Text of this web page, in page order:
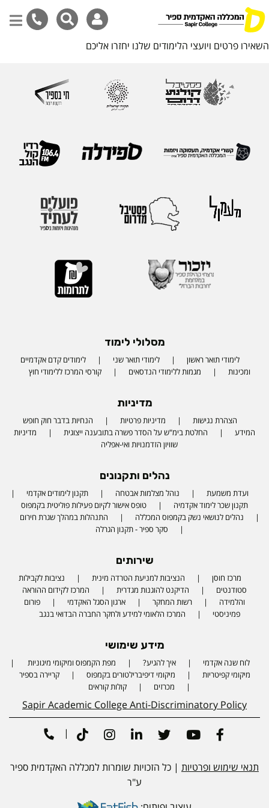
דילוג
המרכזי
השאירו פרטים ויועצי הלימודים שלנו יחזרו אליכם
מסלולי לימוד
לימודי תואר ראשון לימודי תואר שני
לימודים קדם אקדמיים
ומכינות
מגמות ללימודי הנדסאים קורסי המרכז ללימודי חוץ
מדיניות
הצהרת נגישות מדיניות פרטיות
הנחיות בדבר חוק חופש
המידע
החלטת בימ"ש על הסדר פשרה בתובענה ייצוגית
מדיניות
שוויון הזדמנויות ואי-אפליה
נהלים ותקנונים
ועדת משמעת נוהל מצלמות אבטחה
תקנון לימודים אקדמי
תקנון שכר לימוד אקדמיה
טופס אישור לקיום פעילות פוליטית בקמפוס
נהלים לנושאי נשק בקמפוס המכללה
התנהלות במהלך שגרת חירום
סקר ספיר - תקנון הגרלה
שירותים
מרכז חוסן הנציבות למניעת הטרדה מינית
נציבות לקבילות
סטודנטים
הדיקנט להוגנות מגדרית
המרכז לקידום ההוראה
והלמידה
רשות המחקר ארגון הסגל האקדמי
פורום
פמיניסטי
המרכז הלאומי למידע ולחקר החברה הבדואי בנגב
מידע שימושי
לוח שנה אקדמי איך להגיע?
מפת הקמפוס ומיקומי מיגוניות
מיקומי קפיטריות
מיקומי דיפיברילטורים בקמפוס
קריירה בספיר
מכרזים
קולות קוראים
Sapir Academic College Anti-Discriminatory Policy
תנאי שימוש ופרטיות | כל הזכויות שומרות למכללה האקדמית ספיר
ע"ר
Facebook
Youtube
Twitter
Linkedin
Instagram
Tiktok
|
Phone number